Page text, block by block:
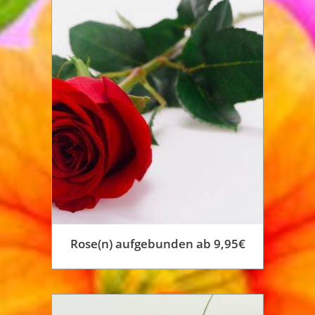
Rose(n) aufgebunden ab 9,95€
mehrere
Varianten
auf.
Die
Optionen
können
der